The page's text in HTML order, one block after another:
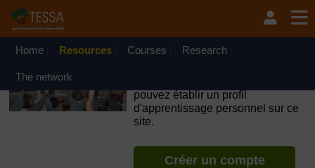
Passer au contenu principal
OpenLearn Create will be unavailable on Wednesday 12
August 2026 from 8am to 10.30am (GMT) due to routine
Home Resources Courses Research
The network
pouvez établir un profil
d'apprentissage personnel sur ce
site.
Créer un compte